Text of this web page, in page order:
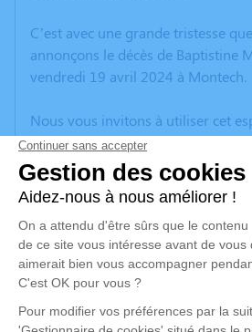
C’est avec une grande tristesse
annonçons le décès de Baptistine
vendredi 19 avril 2024 à Montech.
Nous vous invitons à utiliser cet
vos condoléances, partager des
anecdote ou exprimer vos pensées
poèmes ou des textes. Cet endroit
d'expression dédié à honorer la
MOLINIÉ.
Un service de plantation d’arbre
disponible ici.